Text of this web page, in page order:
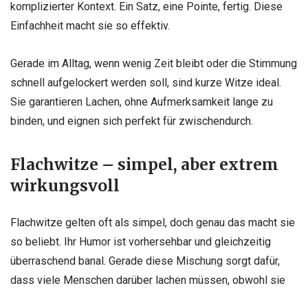
komplizierter Kontext. Ein Satz, eine Pointe, fertig. Diese
Einfachheit macht sie so effektiv.
Gerade im Alltag, wenn wenig Zeit bleibt oder die Stimmung
schnell aufgelockert werden soll, sind kurze Witze ideal.
Sie garantieren Lachen, ohne Aufmerksamkeit lange zu
binden, und eignen sich perfekt für zwischendurch.
Flachwitze – simpel, aber extrem
wirkungsvoll
Flachwitze gelten oft als simpel, doch genau das macht sie
so beliebt. Ihr Humor ist vorhersehbar und gleichzeitig
überraschend banal. Gerade diese Mischung sorgt dafür,
dass viele Menschen darüber lachen müssen, obwohl sie